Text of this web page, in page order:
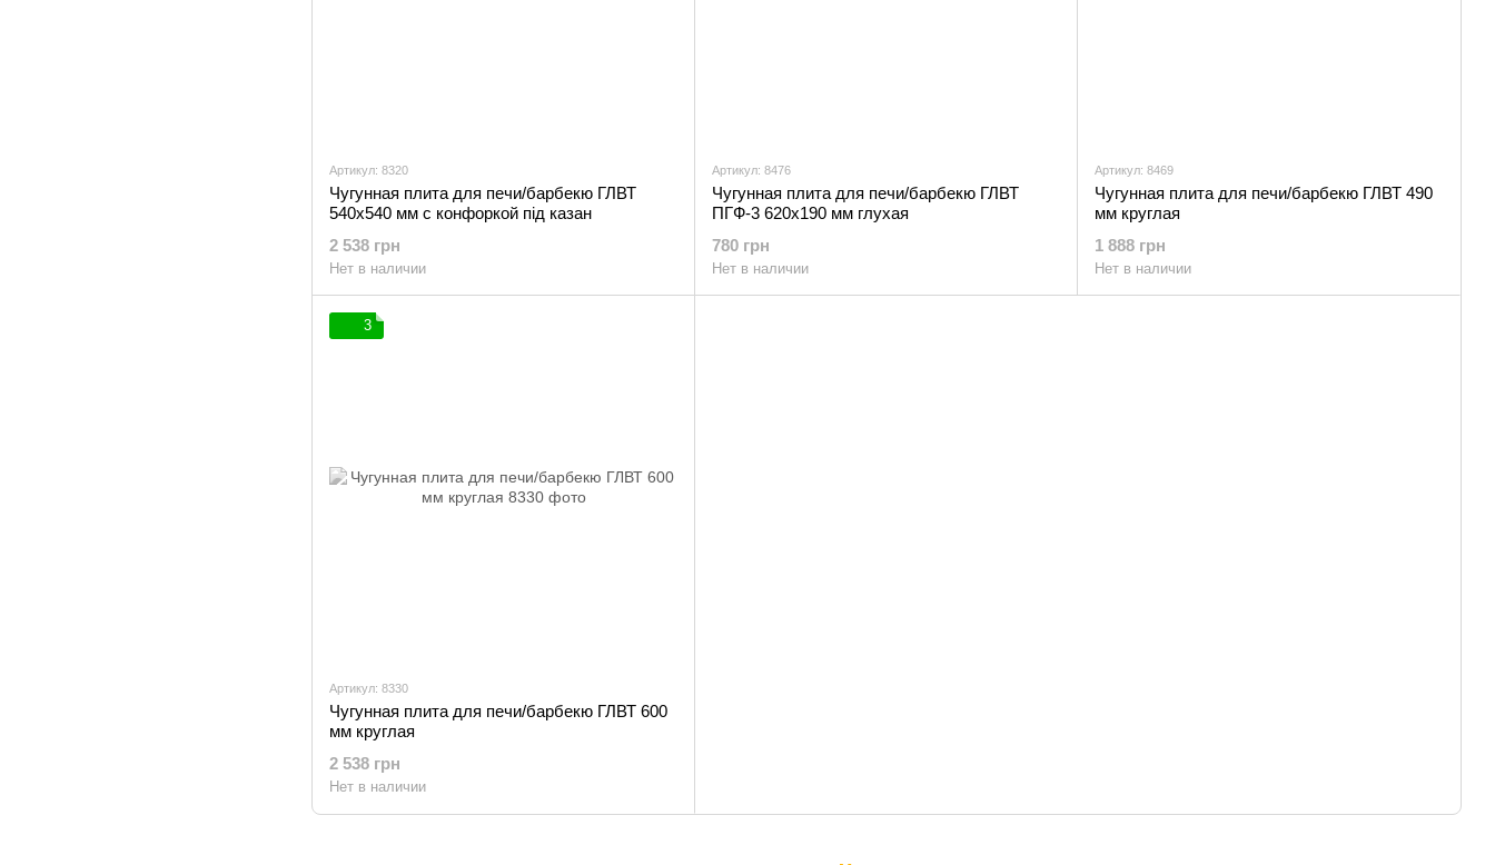
Артикул: 8320
Чугунная плита для печи/барбекю ГЛВТ
540х540 мм с конфоркой під казан
2 538 грн
Нет в наличии
Артикул: 8476
Чугунная плита для печи/барбекю ГЛВТ
ПГФ-3 620х190 мм глухая
780 грн
Нет в наличии
Артикул: 8469
Чугунная плита для печи/барбекю ГЛВТ 490
мм круглая
1 888 грн
Нет в наличии
3
Артикул: 8330
Чугунная плита для печи/барбекю ГЛВТ 600
мм круглая
2 538 грн
Нет в наличии